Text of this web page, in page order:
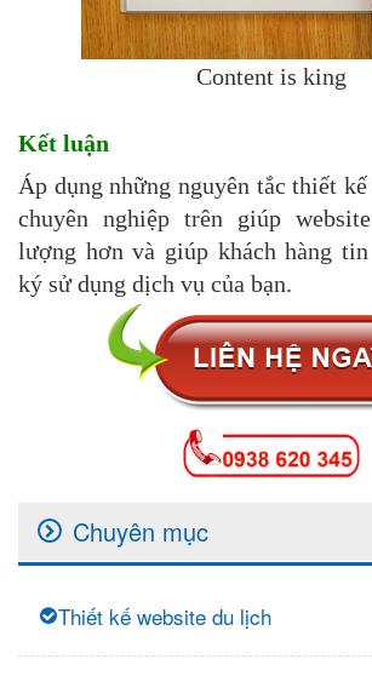
Content is king
Kết luận
Áp dụng những nguyên tắc thiết
chuyên nghiệp trên giúp
lượng hơn và giúp khách hàng
ký sử dụng dịch vụ của bạn.
Chuyên mục
Thiết kế website du lịch